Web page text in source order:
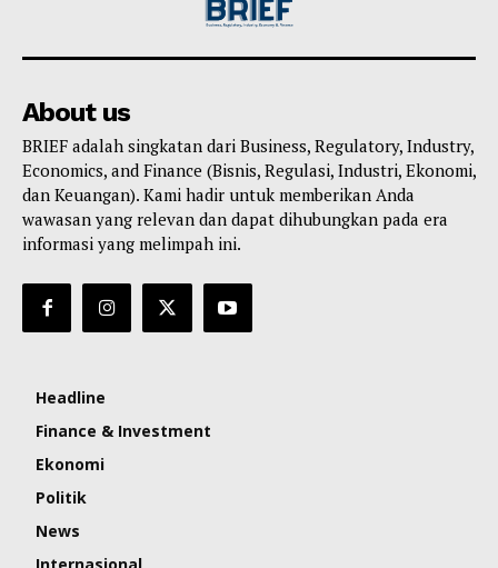
About us
BRIEF adalah singkatan dari Business, Regulatory, Industry,
Economics, and Finance (Bisnis, Regulasi, Industri, Ekonomi,
dan Keuangan). Kami hadir untuk memberikan Anda
wawasan yang relevan dan dapat dihubungkan pada era
informasi yang melimpah ini.
Headline
Finance & Investment
Ekonomi
Politik
News